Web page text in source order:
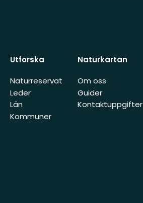
Utforska
Naturreservat
Leder
Län
Kommuner
Naturkartan
Om oss
Guider
Kontaktuppgifter